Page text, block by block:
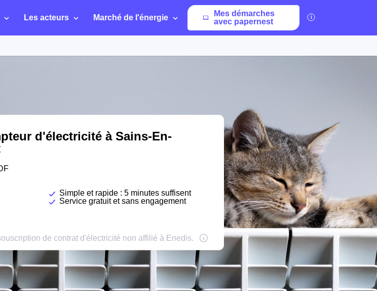
Les acteurs Marché de l'énergie
Mes démarches
avec papernest